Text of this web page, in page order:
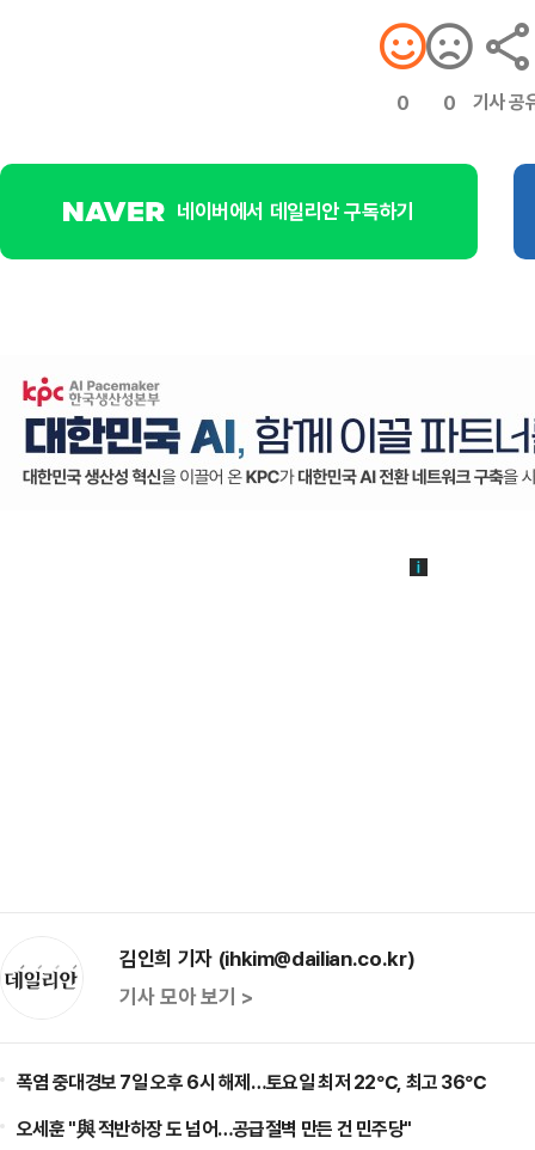
0 0 기사 공
네이버에서 데일리안 구독하기
김인희 기자 (ihkim@dailian.co.kr)
기사 모아 보기 >
폭염 중대경보 7일 오후 6시 해제…토요일 최저 22℃, 최고 36℃
오세훈 "與 적반하장 도 넘어…공급절벽 만든 건 민주당"